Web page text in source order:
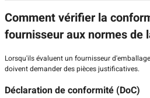
Comment vérifier la
fournisseur aux normes de
Lorsqu'ils évaluent un fournisseur
doivent demander des pièces justificatives.
Déclaration de conformité (DoC)